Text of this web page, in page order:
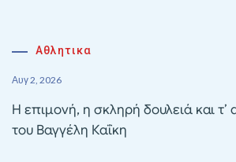
Αθλητικα
Αυγ 2, 2026
Η επιμονή, η σκληρή δουλειά και
του Βαγγέλη Καΐκη